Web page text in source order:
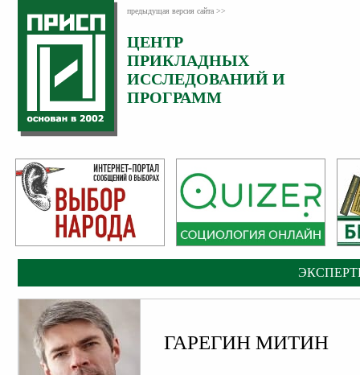
предыдущая версия сайта >>
ЦЕНТР
ПРИКЛАДНЫХ
ИССЛЕДОВАНИЙ И
ПРОГРАММ
ГАРЕГИН МИТИН
Категория:
Эксперты